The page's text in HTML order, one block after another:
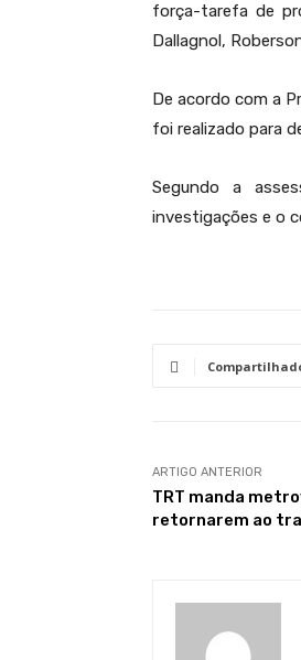
força-tarefa de
Dallagnol,
De acordo com a
foi realizado para
Segundo a
investigações e o
ARTIGO ANTERIOR
TRT manda
retornarem ao